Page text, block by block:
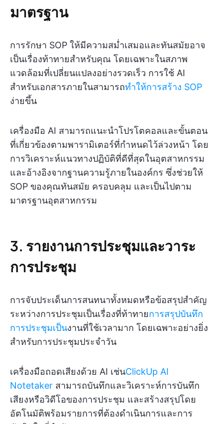
มาตรฐาน
การรักษา SOP ให้มีความสม่ำเสมอและทันสมัยอาจ
เป็นเรื่องท้าทายสำหรับคุณ โดยเฉพาะในสภาพ
แวดล้อมที่เปลี่ยนแปลงอย่างรวดเร็ว การใช้ AI
สำหรับเอกสารภายในสามารถทำให้การสร้าง SOP
ง่ายขึ้น
เครื่องมือ AI สามารถแนะนำโปรโตคอลและขั้นตอน
ที่เกี่ยวข้องตามพารามิเตอร์ที่กำหนดไว้ล่วงหน้า โดย
การวิเคราะห์แนวทางปฏิบัติที่ดีที่สุดในอุตสาหกรรม
และอ้างอิงจากฐานความรู้ภายในองค์กร ซึ่งช่วยให้
SOP ของคุณทันสมัย ครอบคลุม และเป็นไปตาม
มาตรฐานอุตสาหกรรม
3. รายงานการประชุมและวาระ
การประชุม
การจับประเด็นการสนทนาทั้งหมดหรือข้อสรุปสำคัญ
ระหว่างการประชุมเป็นเรื่องที่ท้าทายการสรุปบันทึก
การประชุมเป็นงานที่ใช้เวลามาก โดยเฉพาะอย่างยิ่ง
สำหรับการประชุมประจำวัน
เครื่องมือถอดเสียงด้วย AI เช่นClickUp AI
Notetaker สามารถบันทึกและวิเคราะห์การบันทึก
เสียงหรือวิดีโอของการประชุม และสร้างสรุปโดย
อัตโนมัติพร้อมรายการที่ต้องดำเนินการและการ